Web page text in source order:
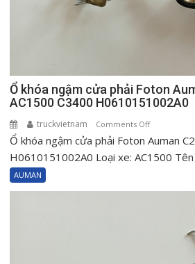
Ổ khóa ngậm cửa phải Foton
AC1500 C3400 H0610151002A0
truckvietnam Comments Offon
Ổ
khóa
Ổ khóa ngậm cửa phải Foton Auman
H0610151002A0 Loại xe: AC1500 Tên
AUMAN